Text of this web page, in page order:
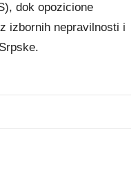
dok opozicione
izbornih nepravilnosti i